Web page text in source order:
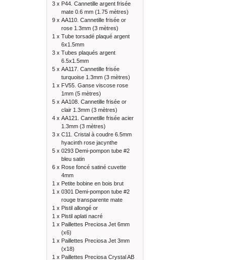
3 x P44. Cannetille argent frisée
mate 0.6 mm (1.75 mètres)
9 x AA110. Cannetille frisée or
rose 1.3mm (3 mètres)
1 x Tube torsadé plaqué argent
6x1.5mm
3 x Tubes plaqués argent
6.5x1.5mm
5 x AA117. Cannetille frisée
turquoise 1.3mm (3 mètres)
1 x FV55. Ganse viscose rose
1mm (5 mètres)
5 x AA108. Cannetille frisée or
clair 1.3mm (3 mètres)
4 x AA121. Cannetille frisée acier
1.3mm (3 mètres)
3 x C11. Cristal à coudre 6.5mm
hyacinth rose jacynthe
5 x 0293 Demi-pompon tube #2
bleu satin
6 x Rose foncé satiné cuvette
4mm
1 x Petite bobine en bois brut
1 x 0301 Demi-pompon tube #2
rouge transparente mate
1 x Pistil allongé or
1 x Pistil aplati nacré
1 x Paillettes Preciosa Jet 6mm
(x6)
1 x Paillettes Preciosa Jet 3mm
(x18)
1 x Paillettes Preciosa Crystal AB